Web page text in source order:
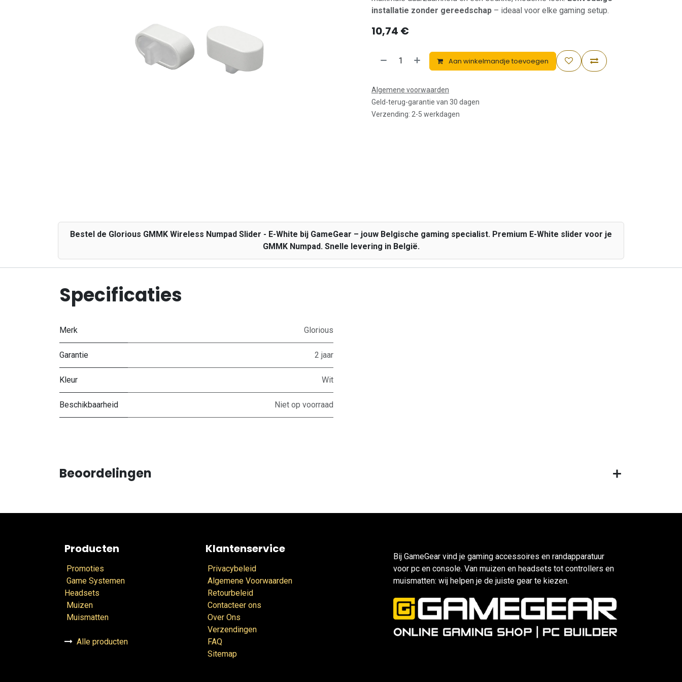
installatie zonder gereedschap – ideaal voor elke gaming setup.
10,74 €
Aan winkelmandje toevoegen
Algemene voorwaarden
Geld-terug-garantie van 30 dagen
Verzending: 2-5 werkdagen
Bestel de Glorious GMMK Wireless Numpad Slider - E-White bij GameGear – jouw Belgische gaming specialist. Premium E-White slider voor je
GMMK Numpad. Snelle levering in België.
Specificaties
Merk Glorious
Garantie 2 jaar
Kleur Wit
Beschikbaarheid Niet op voorraad
Beoordelingen
Producten
Promoties
Game Systemen
Headsets
Muizen
Muismatten
Alle producten
Klantenservice
Privacybeleid
Algemene Voorwaarden
Retourbeleid
Contacteer ons
Over Ons
Verzendingen
FAQ
Sitemap
Bij GameGear vind je gaming accessoires en randapparatuur
voor pc en console. Van muizen en headsets tot controllers en
muismatten: wij helpen je de juiste gear te kiezen.